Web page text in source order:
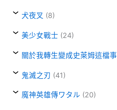
犬夜叉 (8)
美少女戰士 (24)
關於我轉生變成史萊姆這檔事
鬼滅之刃 (41)
魔神英雄傳ワタル (20)